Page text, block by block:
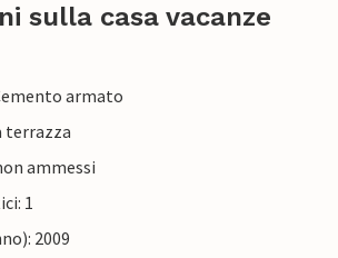
sulla casa vacanze
armato
terrazza
ammessi
1
2009